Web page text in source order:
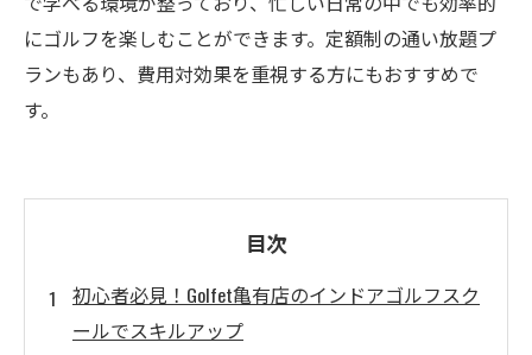
にゴルフを楽しむことができます。定額制の通い放題プ
ランもあり、費用対効果を重視する方にもおすすめで
す。
目次
初心者必見！Golfet亀有店のインドアゴルフスク
ールでスキルアップ